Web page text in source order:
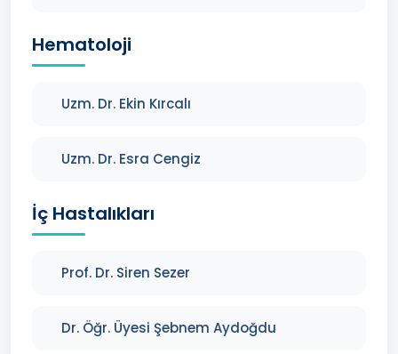
Hematoloji
Uzm. Dr. Ekin Kırcalı
Uzm. Dr. Esra Cengiz
İç Hastalıkları
Prof. Dr. Siren Sezer
Dr. Öğr. Üyesi Şebnem Aydoğdu